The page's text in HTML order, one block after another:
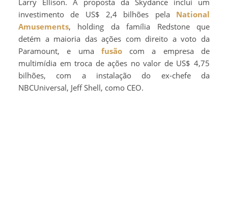
Larry Ellison. A proposta da Skydance inclui um
investimento de US$ 2,4 bilhões pela National
Amusements, holding da família Redstone que
detém a maioria das ações com direito a voto da
Paramount, e uma fusãocom a empresa de
multimídia em troca de ações no valor de US$ 4,75
bilhões, com a instalação do ex-chefe da
NBCUniversal, Jeff Shell, como CEO.